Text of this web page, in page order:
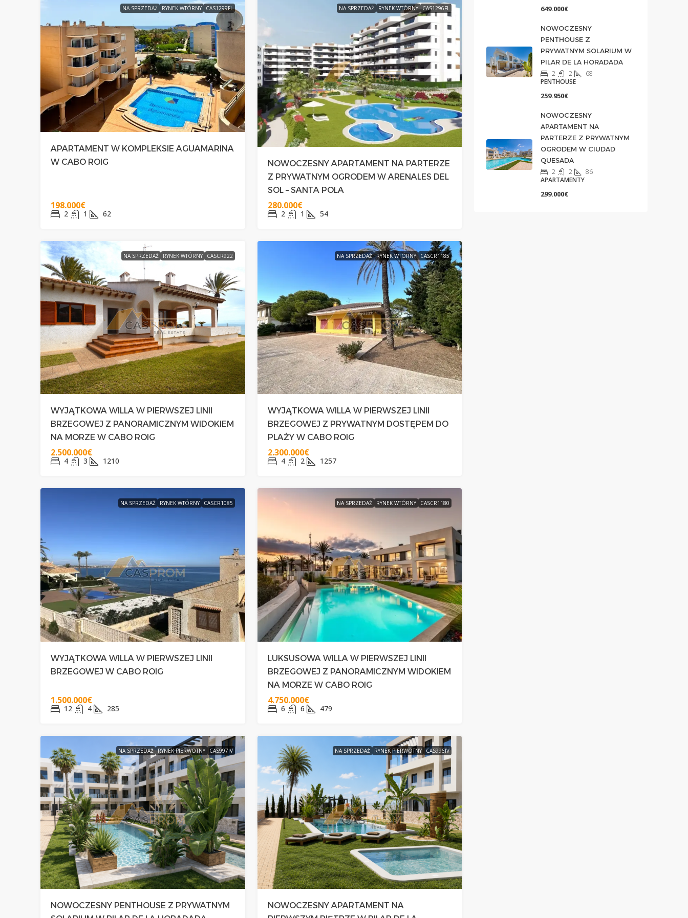
NA SPRZEDAŻ RYNEK WTÓRNY CAS1299FL
APARTAMENT W KOMPLEKSIE AGUAMARINA
W CABO ROIG
198.000€
2 1 62
NA SPRZEDAŻ RYNEK WTÓRNY CAS1296FL
NOWOCZESNY APARTAMENT NA PARTERZE
Z PRYWATNYM OGRODEM W ARENALES DEL
SOL – SANTA POLA
280.000€
2 1 54
NA SPRZEDAŻ RYNEK WTÓRNY CASCR922
WYJĄTKOWA WILLA W PIERWSZEJ LINII
BRZEGOWEJ Z PANORAMICZNYM WIDOKIEM
NA MORZE W CABO ROIG
2.500.000€
4 3 1210
NA SPRZEDAŻ RYNEK WTÓRNY CASCR1185
WYJĄTKOWA WILLA W PIERWSZEJ LINII
BRZEGOWEJ Z PRYWATNYM DOSTĘPEM DO
PLAŻY W CABO ROIG
2.300.000€
4 2 1257
NA SPRZEDAŻ RYNEK WTÓRNY CASCR1085
WYJĄTKOWA WILLA W PIERWSZEJ LINII
BRZEGOWEJ W CABO ROIG
1.500.000€
12 4 285
NA SPRZEDAŻ RYNEK WTÓRNY CASCR1180
LUKSUSOWA WILLA W PIERWSZEJ LINII
BRZEGOWEJ Z PANORAMICZNYM WIDOKIEM
NA MORZE W CABO ROIG
4.750.000€
6 6 479
NA SPRZEDAŻ RYNEK PIERWOTNY CAS997IV
NOWOCZESNY PENTHOUSE Z PRYWATNYM
NA SPRZEDAŻ RYNEK PIERWOTNY CAS996IV
NOWOCZESNY APARTAMENT NA
649.000€
NOWOCZESNY
PENTHOUSE Z
PRYWATNYM SOLARIUM W
PILAR DE LA HORADADA
2 2
68
PENTHOUSE
259.950€
NOWOCZESNY
APARTAMENT NA
PARTERZE Z PRYWATNYM
OGRODEM W CIUDAD
QUESADA
2 2
86
APARTAMENTY
299.000€